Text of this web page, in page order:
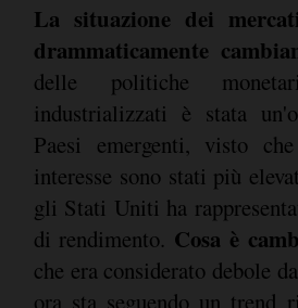
La situazione dei
drammaticamente
delle politiche
industrializzati è stata
Paesi emergenti, visto
interesse sono stati più
gli Stati Uniti ha
di rendimento. Cosa è
che era considerato debole
ora sta seguendo un trend